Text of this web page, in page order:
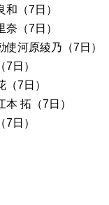
（7日）
（7日）
河原綾乃（7日）
日）
7日）
拓（7日）
日）